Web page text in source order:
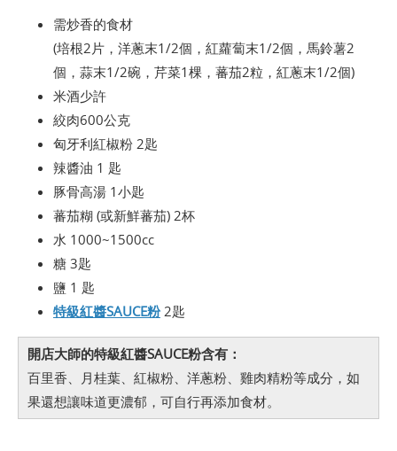
需炒香的食材
(培根2片，洋蔥末1/2個，紅蘿蔔末1/2個，馬鈴薯2
個，蒜末1/2碗，芹菜1棵，蕃茄2粒，紅蔥末1/2個)
米酒少許
絞肉600公克
匈牙利紅椒粉 2匙
辣醬油 1 匙
豚骨高湯 1小匙
蕃茄糊 (或新鮮蕃茄) 2杯
水 1000~1500cc
糖 3匙
鹽 1 匙
特級紅醬SAUCE粉2匙
開店大師的特級紅醬SAUCE粉含有：
百里香、月桂葉、紅椒粉、洋蔥粉、雞肉精粉等成分，如
果還想讓味道更濃郁，可自行再添加食材。